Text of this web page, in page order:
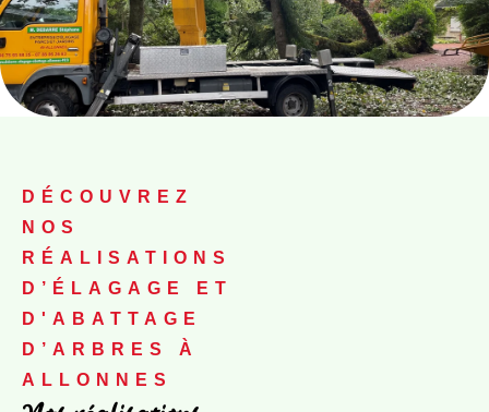
DÉCOUVREZ
NOS
RÉALISATIONS
D’ÉLAGAGE ET
D'ABATTAGE
D’ARBRES À
ALLONNES